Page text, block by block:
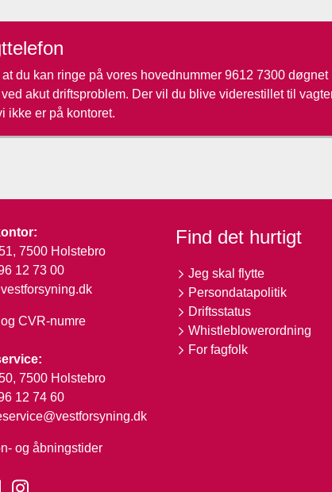
at du kan ringe på vores hovednummer 9612 7300 døgnet
ved akut driftsproblem. Der vil du blive viderestillet til
ikke er på kontoret.
7500 Holstebro
12 73 00
CVR-numre
7500 Holstebro
12 74 60
og åbningstider
Find det hurtigt
Jeg skal flytte
Persondatapolitik
Driftsstatus
Whistleblowerordning
For fagfolk